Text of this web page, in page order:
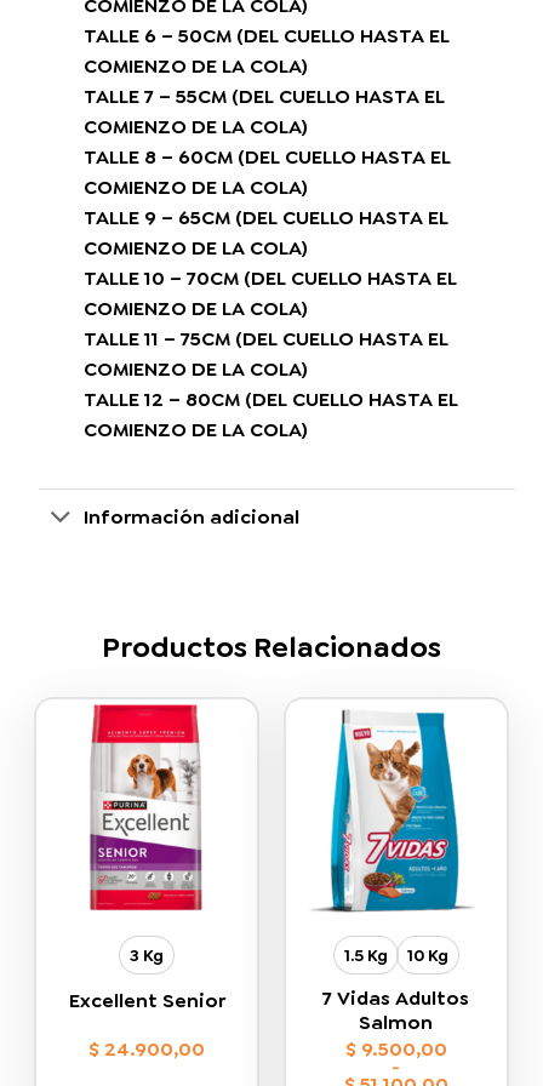
TALLE 6 – 50CM (DEL CUELLO HASTA EL
COMIENZO DE LA COLA)
TALLE 7 – 55CM (DEL CUELLO HASTA EL
COMIENZO DE LA COLA)
TALLE 8 – 60CM (DEL CUELLO HASTA EL
COMIENZO DE LA COLA)
TALLE 9 – 65CM (DEL CUELLO HASTA EL
COMIENZO DE LA COLA)
TALLE 10 – 70CM (DEL CUELLO HASTA EL
COMIENZO DE LA COLA)
TALLE 11 – 75CM (DEL CUELLO HASTA EL
COMIENZO DE LA COLA)
TALLE 12 – 80CM (DEL CUELLO HASTA EL
COMIENZO DE LA COLA)
Información adicional
Productos Relacionados
3 Kg
Excellent Senior
$ 24.900,00
1.5 Kg 10 Kg
7 Vidas Adultos
Salmon
$9.500,00
-